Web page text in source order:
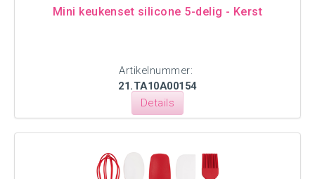
Mini keukenset silicone 5-delig - Kerst
Artikelnummer:
21.TA10A00154
Details